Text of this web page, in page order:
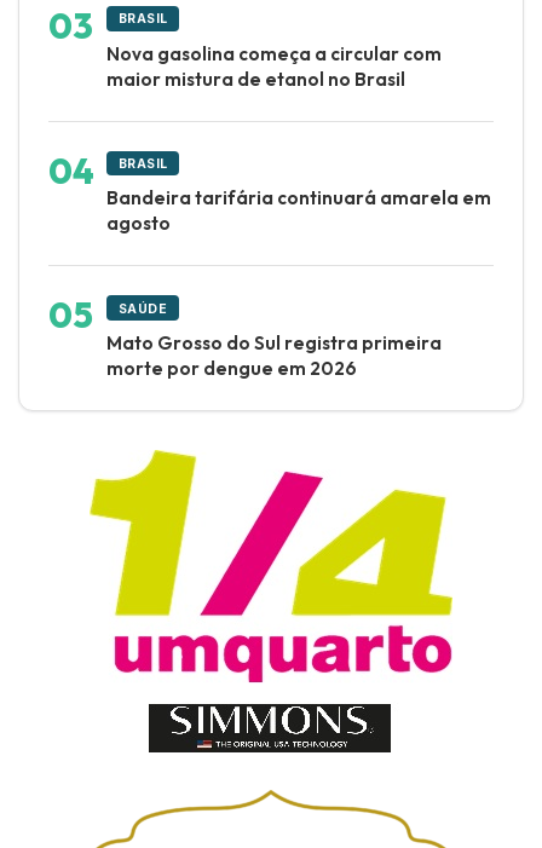
BRASIL
Nova gasolina começa a circular com
maior mistura de etanol no Brasil
BRASIL
Bandeira tarifária continuará amarela em
agosto
SAÚDE
Mato Grosso do Sul registra primeira
morte por dengue em 2026